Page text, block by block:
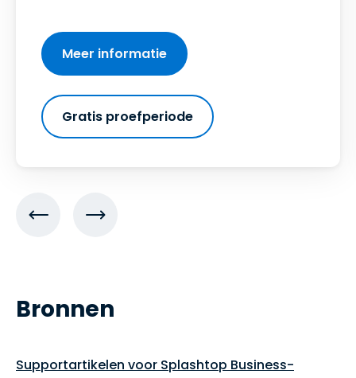
Meer informatie
Gratis proefperiode
Bronnen
Supportartikelen voor Splashtop Business-